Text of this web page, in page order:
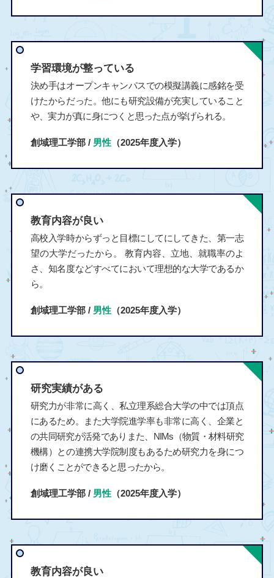
学習環境が整っている
決め手はオープンキャンパスでの模擬講義に感銘を受
けたからだった。他にも研究設備が充実していること
や、実力が真に身につくと思った点が挙げられる。
創域理工学部 / 男性（2025年度入学）
教育内容が良い
高校入学時からずっと目標にしてにしてきた、第一志
望の大学だったから。 教育内容、立地、就職率のよ
さ、知名度などすべてにおいて理想的な大学であるか
ら。
創域理工学部 / 男性（2025年度入学）
研究実績がある
研究力が非常に高く、私立理系総合大学の中では頂点
にあるため。また大学院進学率も非常に高く、企業と
の共同研究が活発でありまた、NIMs（物質・材料研究
機構）との連携大学院制度もあるため研究力を身につ
け磨くことができると思ったから。
創域理工学部 / 男性（2025年度入学）
教育内容が良い